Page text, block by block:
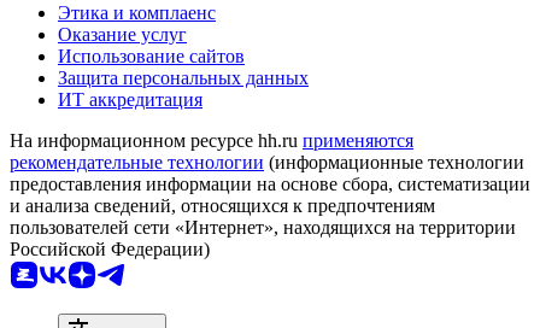
Этика и комплаенс
Оказание услуг
Использование сайтов
Защита персональных данных
ИТ аккредитация
На информационном ресурсе hh.ru применяются
рекомендательные технологии (информационные технологии
предоставления информации на основе сбора, систематизации
и анализа сведений, относящихся к предпочтениям
пользователей сети «Интернет», находящихся на территории
Российской Федерации)